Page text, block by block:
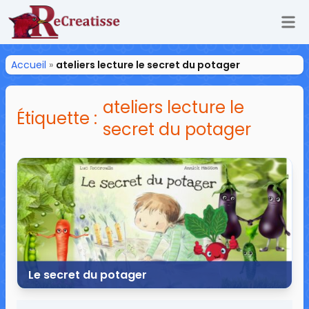
ReCreatisse
Accueil » ateliers lecture le secret du potager
Étiquette : ateliers lecture le
secret du potager
Le secret du potager